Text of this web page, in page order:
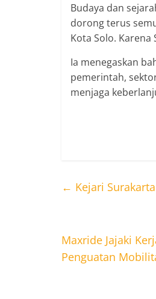
Budaya dan
dorong terus
Kota Solo.
Ia menegaskan
pemerintah,
menjaga
← Kejari
Maxride Jajaki
Penguatan